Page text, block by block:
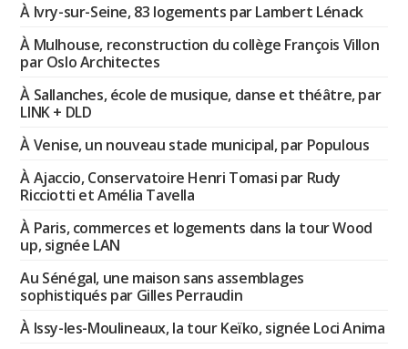
À Ivry-sur-Seine, 83 logements par Lambert Lénack
À Mulhouse, reconstruction du collège François Villon
par Oslo Architectes
À Sallanches, école de musique, danse et théâtre, par
LINK + DLD
À Venise, un nouveau stade municipal, par Populous
À Ajaccio, Conservatoire Henri Tomasi par Rudy
Ricciotti et Amélia Tavella
À Paris, commerces et logements dans la tour Wood
up, signée LAN
Au Sénégal, une maison sans assemblages
sophistiqués par Gilles Perraudin
À Issy-les-Moulineaux, la tour Keïko, signée Loci Anima